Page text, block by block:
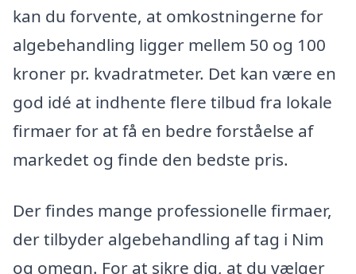
kan du forvente, at omkostningerne for
algebehandling ligger mellem 50 og 100
kroner pr. kvadratmeter. Det kan være en
god idé at indhente flere tilbud fra lokale
firmaer for at få en bedre forståelse af
markedet og finde den bedste pris.
Der findes mange professionelle firmaer,
der tilbyder algebehandling af tag i Nim
og omegn. For at sikre dig, at du vælger